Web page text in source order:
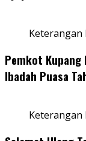
Keterangan
Pemkot Kupang
Ibadah Puasa
Keterangan